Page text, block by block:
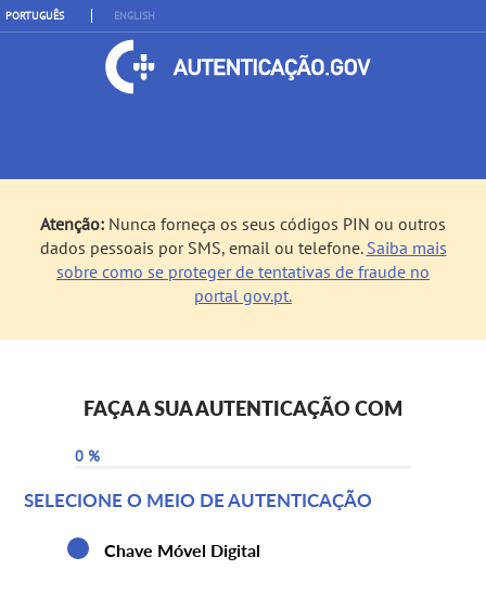
PORTUGUÊS ENGLISH
Atenção: Nunca forneça os seus códigos PIN ou outros
dados pessoais por SMS, email ou telefone. Saiba mais
sobre como se proteger de tentativas de fraude no
portal gov.pt.
FAÇA A SUA AUTENTICAÇÃO COM
0 %
SELECIONE O MEIO DE AUTENTICAÇÃO
Chave Móvel Digital